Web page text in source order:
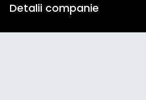
Detalii companie